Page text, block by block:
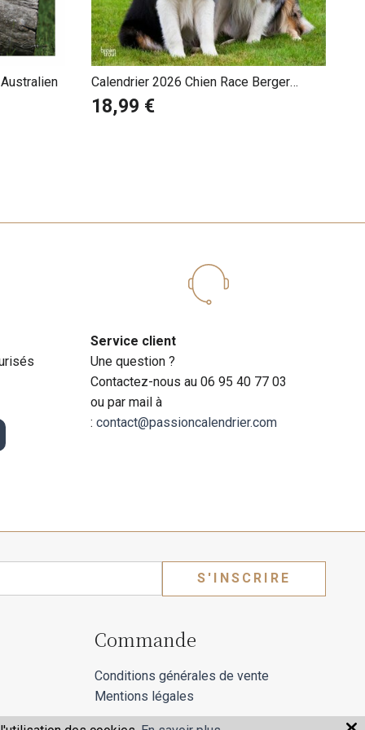
Calendrier 2026 Chien Race Berger
Australien
18,99 €
Service client
Une question ?
Contactez-nous au 06 95 40 77 03
ou par mail à
: contact@passioncalendrier.com
S'INSCRIRE
Commande
Conditions générales de vente
Mentions légales